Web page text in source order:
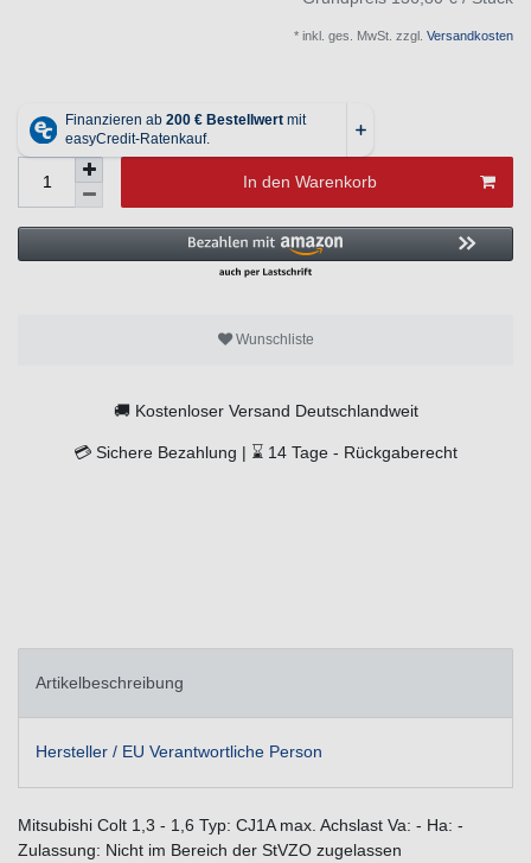
* inkl. ges. MwSt. zzgl. Versandkosten
In den Warenkorb
Wunschliste
🚚 Kostenloser Versand Deutschlandweit
💳 Sichere Bezahlung | ⌛ 14 Tage - Rückgaberecht
Artikelbeschreibung
Hersteller / EU Verantwortliche Person
Mitsubishi Colt 1,3 - 1,6 Typ: CJ1A max. Achslast Va: - Ha: -
Zulassung: Nicht im Bereich der StVZO zugelassen